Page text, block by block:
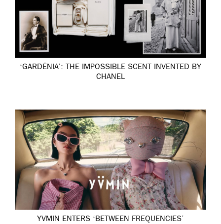
‘GARDÉNIA’: THE IMPOSSIBLE SCENT INVENTED BY
CHANEL
YVMIN ENTERS ‘BETWEEN FREQUENCIES’